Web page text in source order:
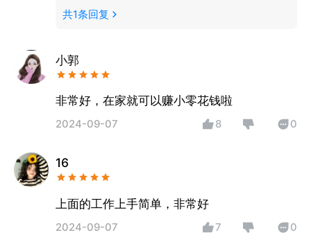
共1条回复
小郭
非常好，在家就可以赚小零花钱啦
2024-09-07 8 0
16
上面的工作上手简单，非常好
2024-09-07 7 0